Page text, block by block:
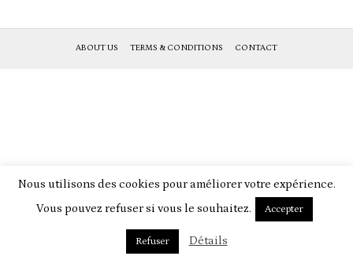
ABOUT US TERMS & CONDITIONS CONTACT
Nous utilisons des cookies pour améliorer votre expérience.
Vous pouvez refuser si vous le souhaitez.
Accepter
Refuser Détails